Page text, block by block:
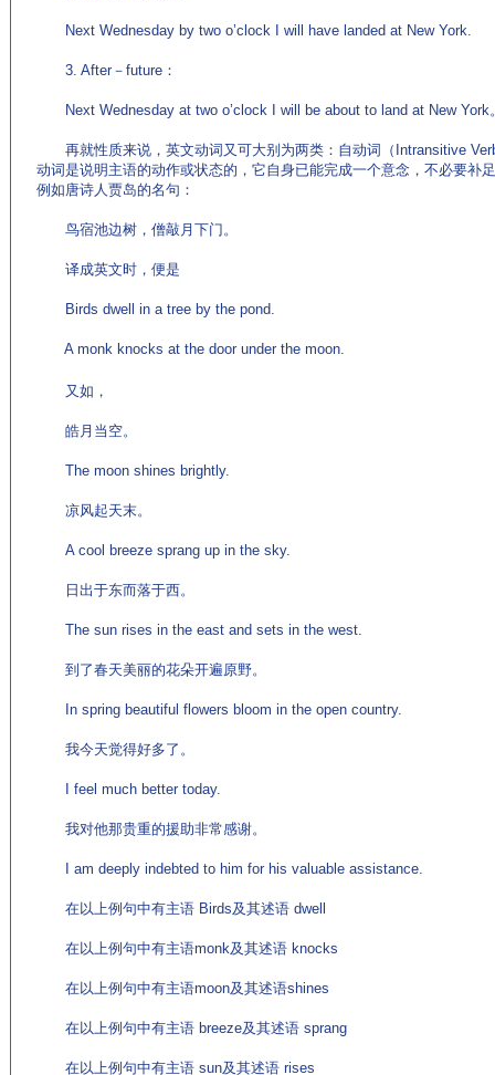
Next Wednesday by two o’clock I will have landed at New York.
3. After－future：
Next Wednesday at two o’clock I will be about to land at New York
再就性质来说，英文动词又可大别为两类：自动词（Intransitive
动词是说明主语的动作或状态的，它自身已能完成一个意念，不必要补
例如唐诗人贾岛的名句：
鸟宿池边树，僧敲月下门。
译成英文时，便是
Birds dwell in a tree by the pond.
A monk knocks at the door under the moon.
又如，
皓月当空。
The moon shines brightly.
凉风起天末。
A cool breeze sprang up in the sky.
日出于东而落于西。
The sun rises in the east and sets in the west.
到了春天美丽的花朵开遍原野。
In spring beautiful flowers bloom in the open country.
我今天觉得好多了。
I feel much better today.
我对他那贵重的援助非常感谢。
I am deeply indebted to him for his valuable assistance.
在以上例句中有主语 Birds及其述语 dwell
在以上例句中有主语monk及其述语 knocks
在以上例句中有主语moon及其述语shines
在以上例句中有主语 breeze及其述语 sprang
在以上例句中有主语 sun及其述语 rises